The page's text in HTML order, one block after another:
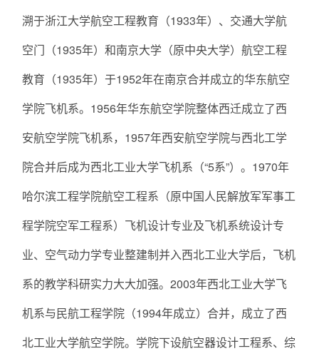
溯于浙江大学航空工程教育（1933年）、交通大学航
空门（1935年）和南京大学（原中央大学）航空工程
教育（1935年）于1952年在南京合并成立的华东航空
学院飞机系。1956年华东航空学院整体西迁成立了西
安航空学院飞机系，1957年西安航空学院与西北工学
院合并后成为西北工业大学飞机系（“5系”）。1970年
哈尔滨工程学院航空工程系（原中国人民解放军军事工
程学院空军工程系）飞机设计专业及飞机系统设计专
业、空气动力学专业整建制并入西北工业大学后，飞机
系的教学科研实力大大加强。2003年西北工业大学飞
机系与民航工程学院（1994年成立）合并，成立了西
北工业大学航空学院。学院下设航空器设计工程系、综